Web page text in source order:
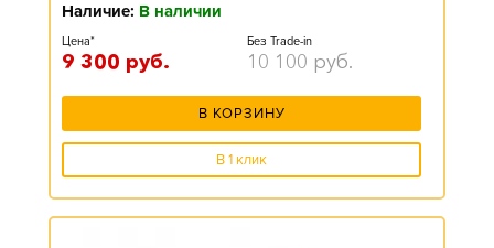
Наличие: В наличии
Цена*
9 300 руб.
Без Trade-in
10 100 руб.
В КОРЗИНУ
В 1 клик